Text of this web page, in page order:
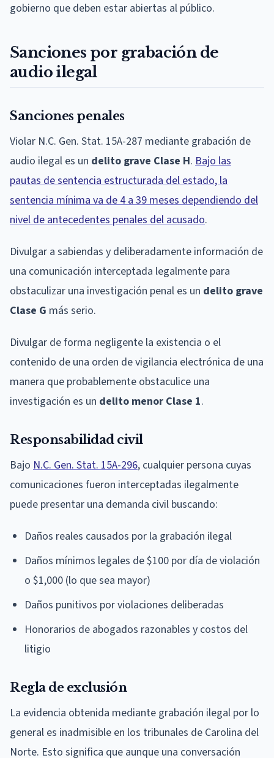
gobierno que deben estar abiertas al público.
Sanciones por grabación de
audio ilegal
Sanciones penales
Violar N.C. Gen. Stat. 15A-287 mediante grabación de
audio ilegal es un delito grave Clase H. Bajo las
pautas de sentencia estructurada del estado, la
sentencia mínima va de 4 a 39 meses dependiendo del
nivel de antecedentes penales del acusado.
Divulgar a sabiendas y deliberadamente información de
una comunicación interceptada legalmente para
obstaculizar una investigación penal es un delito grave
Clase G más serio.
Divulgar de forma negligente la existencia o el
contenido de una orden de vigilancia electrónica de una
manera que probablemente obstaculice una
investigación es un delito menor Clase 1.
Responsabilidad civil
Bajo N.C. Gen. Stat. 15A-296, cualquier persona cuyas
comunicaciones fueron interceptadas ilegalmente
puede presentar una demanda civil buscando:
Daños reales causados por la grabación ilegal
Daños mínimos legales de $100 por día de violación
o $1,000 (lo que sea mayor)
Daños punitivos por violaciones deliberadas
Honorarios de abogados razonables y costos del
litigio
Regla de exclusión
La evidencia obtenida mediante grabación ilegal por lo
general es inadmisible en los tribunales de Carolina del
Norte. Esto significa que aunque una conversación